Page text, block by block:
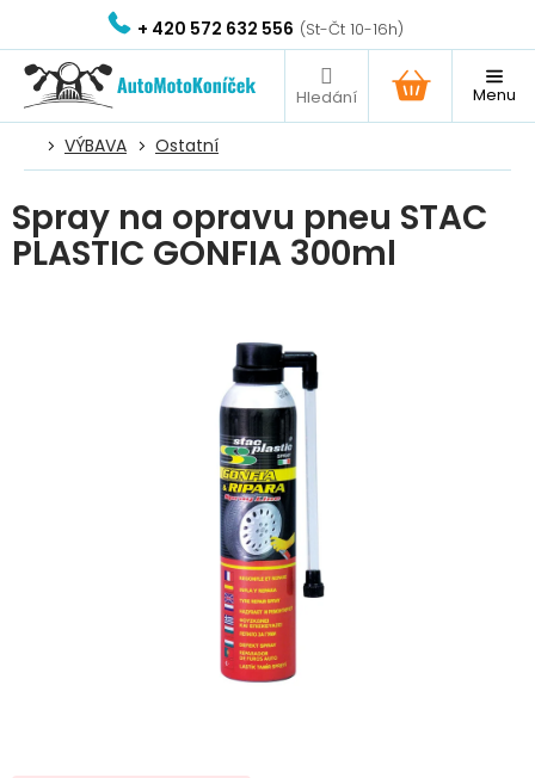
obsah
+ 420 572 632 556
NÁKUPNÍ
KOŠÍK
VÝBAVA Ostatní
Spray na opravu pneu STAC
PLASTIC GONFIA 300ml